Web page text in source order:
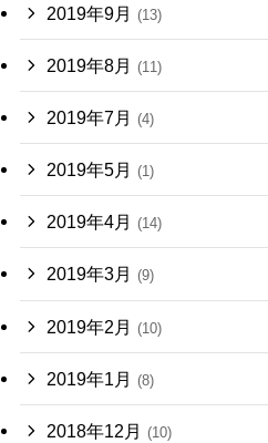
2019年9月 (13)
2019年8月 (11)
2019年7月 (4)
2019年5月 (1)
2019年4月 (14)
2019年3月 (9)
2019年2月 (10)
2019年1月 (8)
2018年12月 (10)